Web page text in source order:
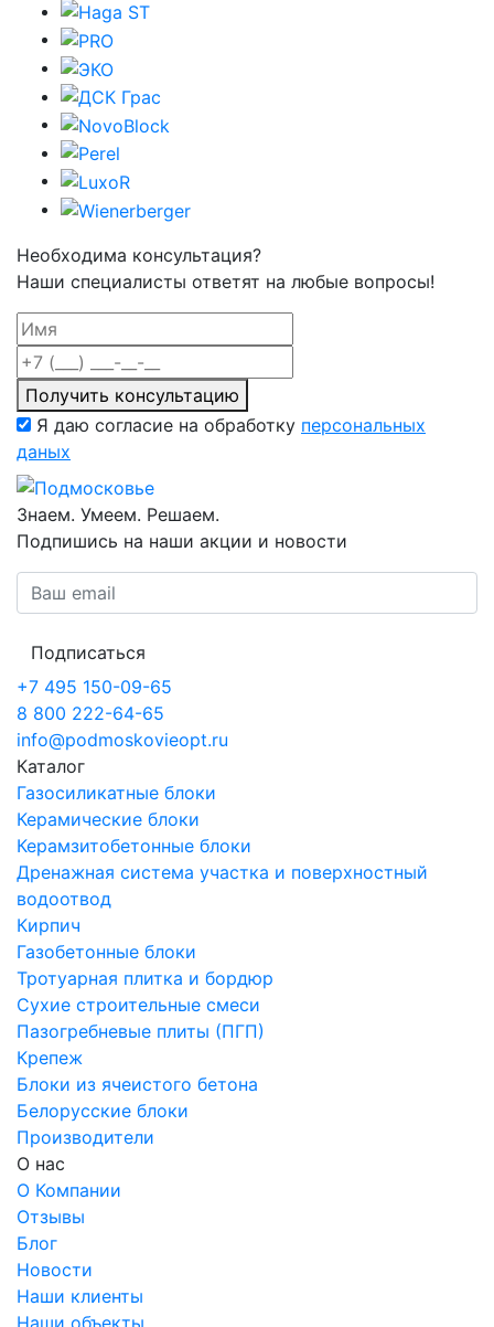
Необходима консультация?
Наши специалисты ответят на любые вопросы!
Получить консультацию
Я даю согласие на обработку персональных
даных
Знаем. Умеем. Решаем.
Подпишись на наши акции и новости
Подписаться
+7 495 150-09-65
8 800 222-64-65
info@podmoskovieopt.ru
Каталог
Газосиликатные блоки
Керамические блоки
Керамзитобетонные блоки
Дренажная система участка и поверхностный
водоотвод
Кирпич
Газобетонные блоки
Тротуарная плитка и бордюр
Сухие строительные смеси
Пазогребневые плиты (ПГП)
Крепеж
Блоки из ячеистого бетона
Белорусские блоки
Производители
О нас
О Компании
Отзывы
Блог
Новости
Наши клиенты